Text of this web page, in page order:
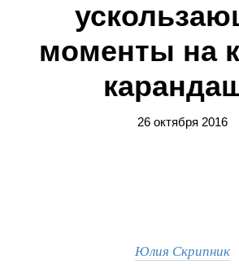
моменты на
26 октября 2016
Юлия Скрипник